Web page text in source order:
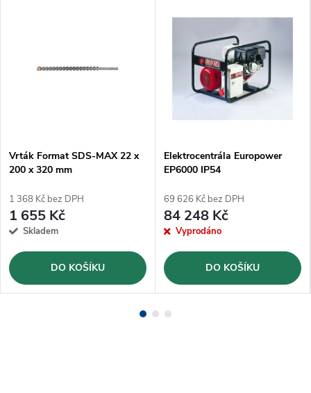
Vrták Format SDS-MAX 22 x
200 x 320 mm
1 368 Kč bez DPH
1 655 Kč
Skladem
DO KOŠÍKU
Elektrocentrála Europower
EP6000 IP54
69 626 Kč bez DPH
84 248 Kč
Vyprodáno
DO KOŠÍKU